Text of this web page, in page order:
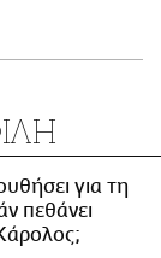
για τη
πεθάνει